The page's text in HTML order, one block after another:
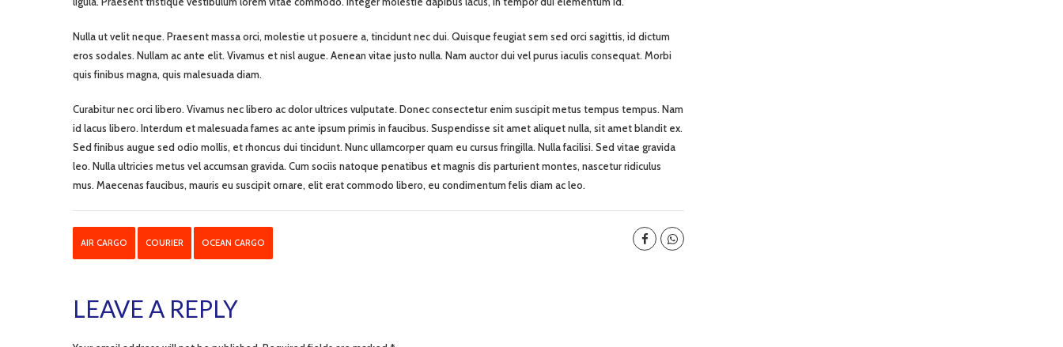
Nulla ut velit neque. Praesent massa orci, molestie ut posuere a, tincidunt nec dui. Quisque feugiat sem sed orci sagittis, id dictum
eros sodales. Nullam ac ante elit. Vivamus et nisl augue. Aenean vitae justo nulla. Nam auctor dui vel purus iaculis consequat. Morbi
quis finibus magna, quis malesuada diam.
Curabitur nec orci libero. Vivamus nec libero ac dolor ultrices vulputate. Donec consectetur enim suscipit metus tempus tempus. Nam
id lacus libero. Interdum et malesuada fames ac ante ipsum primis in faucibus. Suspendisse sit amet aliquet nulla, sit amet blandit ex.
Sed finibus augue sed odio mollis, et rhoncus dui tincidunt. Nunc ullamcorper quam eu cursus fringilla. Nulla facilisi. Sed vitae gravida
leo. Nulla ultricies metus vel accumsan gravida. Cum sociis natoque penatibus et magnis dis parturient montes, nascetur ridiculus
mus. Maecenas faucibus, mauris eu suscipit ornare, elit erat commodo libero, eu condimentum felis diam ac leo.
AIR CARGO COURIER OCEAN CARGO
LEAVE A REPLY